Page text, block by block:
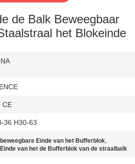
de Balk Beweegbaar
het Blokeinde
CE
36 H30-63
Einde van het Bufferblok,
van het de Bufferblok van de straalbalk